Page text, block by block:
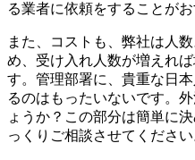
る業者に依頼をすることがお
また、コストも、弊社は人
め、受け入れ人数が増えれ
す。管理部署に、貴重な日
るのはもったいないです。
ょうか？この部分は簡単に
っくりご相談させてください